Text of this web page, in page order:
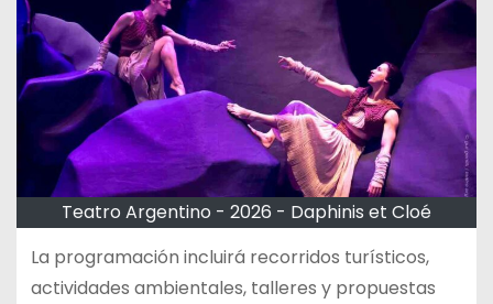
Teatro Argentino - 2026 - Daphinis et Cloé
La programación incluirá recorridos turísticos,
actividades ambientales, talleres y propuestas